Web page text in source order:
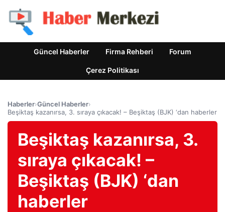
Güncel Haberler Firma Rehberi Forum
Çerez Politikası
Haberler›Güncel Haberler›
Beşiktaş kazanırsa, 3. sıraya çıkacak! – Beşiktaş (BJK) ‘dan haberler
Beşiktaş kazanırsa, 3.
sıraya çıkacak! –
Beşiktaş (BJK) ‘dan
haberler